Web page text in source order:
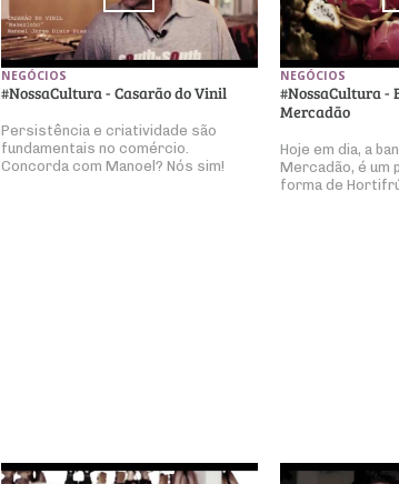
NEGÓCIOS
#NossaCultura - Casarão do Vinil
Persistência e criatividade são
fundamentais no comércio.
Concorda com Manoel? Nós sim!
NEGÓCIOS
#NossaCultura -
Mercadão
Hoje em dia, a
Mercadão, é um
forma de